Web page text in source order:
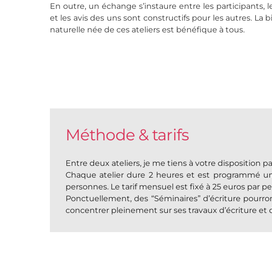
En outre, un échange s’instaure entre les participants,
et les avis des uns sont constructifs pour les autres. La
naturelle née de ces ateliers est bénéfique à tous.
Méthode & tarifs
Entre deux ateliers, je me tiens à votre disposition
Chaque atelier dure 2 heures et est programmé
personnes. Le tarif mensuel est fixé à 25 euros par
Ponctuellement, des “Séminaires” d’écriture
concentrer pleinement sur ses travaux d’écriture et